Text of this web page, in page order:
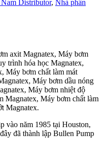
Distributor, Nhà phân
axit Magnatex, Máy bơm
trình hóa học Magnatex,
Máy bơm chất làm mát
Máy bơm dầu nóng
Máy bơm nhiệt độ
Magnatex, Máy bơm chất làm
Magnatex.
vào năm 1985 tại Houston,
đã thành lập Bullen Pump